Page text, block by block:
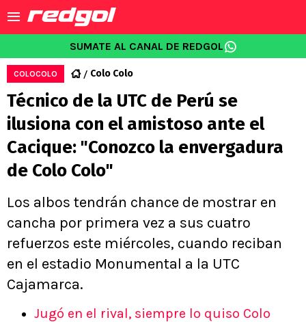
SUMATE AL CANAL DE REDGOL
COLOCOLO Colo Colo
Técnico de la UTC de Perú se
ilusiona con el amistoso ante el
Cacique: "Conozco la envergadura
de Colo Colo"
Los albos tendrán chance de mostrar en
cancha por primera vez a sus cuatro
refuerzos este miércoles, cuando reciban
en el estadio Monumental a la UTC
Cajamarca.
Jugó en el rival, siempre lo quiso Colo